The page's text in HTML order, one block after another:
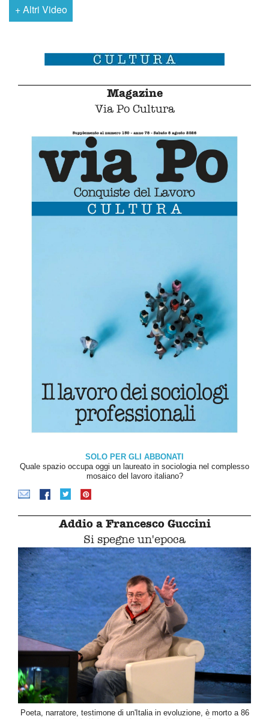
+Altri Video
Magazine
Via Po Cultura
SOLO PER GLI ABBONATI
Quale spazio occupa oggi un laureato in sociologia nel complesso
mosaico del lavoro italiano?
Addio a Francesco Guccini
Si spegne un'epoca
Poeta, narratore, testimone di un'Italia in evoluzione, è morto a 86